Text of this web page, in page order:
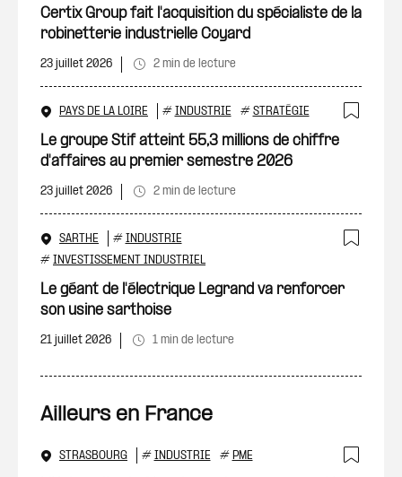
Certix Group fait l'acquisition du spécialiste de la
robinetterie industrielle Coyard
23 juillet 2026 2 min de lecture
PAYS DE LA LOIRE # INDUSTRIE # STRATÉGIE
Le groupe Stif atteint 55,3 millions de chiffre
d'affaires au premier semestre 2026
23 juillet 2026 2 min de lecture
SARTHE # INDUSTRIE
# INVESTISSEMENT INDUSTRIEL
Le géant de l'électrique Legrand va renforcer
son usine sarthoise
21 juillet 2026 1 min de lecture
Ailleurs en France
STRASBOURG # INDUSTRIE # PME